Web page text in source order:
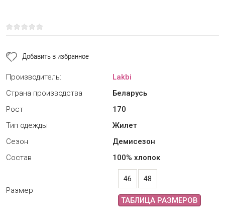
Добавить в избранное
Производитель:
Lakbi
Страна производства
Беларусь
Рост
170
Тип одежды
Жилет
Сезон
Демисезон
Состав
100% хлопок
Размер
46 48
ТАБЛИЦА РАЗМЕРОВ